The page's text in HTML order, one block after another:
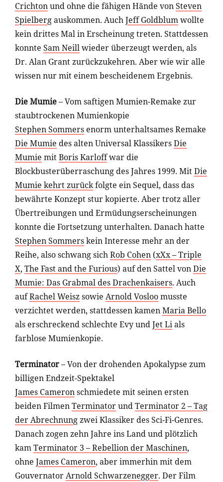
Crichtonund ohne die fähigen Hände vonSteven
Spielbergauskommen. AuchJeff Goldblumwollte
kein drittes Mal in Erscheinung treten. Stattdessen
konnte Sam Neillwieder überzeugt werden, als
Dr. Alan Grant zurückzukehren. Aber wie wir alle
wissen nur mit einem bescheidenem Ergebnis.
Die Mumie– Vom saftigen Mumien-Remake zur
staubtrockenen Mumienkopie
Stephen Sommers enorm unterhaltsames Remake
Die Mumie des alten Universal KlassikersDie
Mumie mitBoris Karloffwar die
Blockbusterüberraschung des Jahres 1999. MitDie
Mumie kehrt zurückfolgte ein Sequel, dass das
bewährte Konzept stur kopierte. Aber trotz aller
Übertreibungen und Ermüdungserscheinungen
konnte die Fortsetzung unterhalten. Danach hatte
Stephen Sommerskein Interesse mehr an der
Reihe, also schwang sichRob Cohen (xXx – Triple
X, The Fast and the Furious) auf den Sattel vonDie
Mumie: Das Grabmal des Drachenkaisers. Auch
aufRachel Weiszsowie Arnold Vosloomusste
verzichtet werden, stattdessen kamenMaria Bello
als erschreckend schlechte Evy undJet Lials
farblose Mumienkopie.
Terminator– Von der drohenden Apokalypse zum
billigen Endzeit-Spektakel
James Cameronschmiedete mit seinen ersten
beiden FilmenTerminatorundTerminator 2 – Tag
der Abrechnungzwei Klassiker des Sci-Fi-Genres.
Danach zogen zehn Jahre ins Land und plötzlich
kamTerminator 3 – Rebellion der Maschinen,
ohne James Cameron, aber immerhin mit dem
GouvernatorArnold Schwarzenegger. Der Film